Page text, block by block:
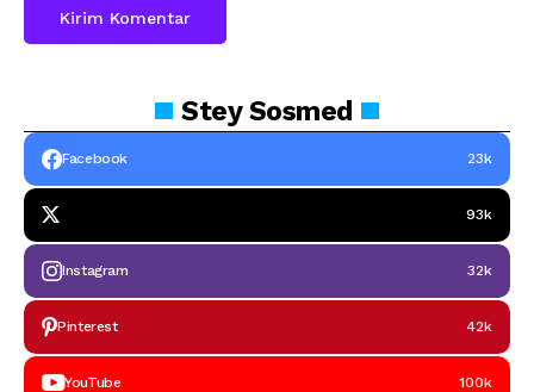
SteySosmed
Facebook 23k
93k
Instagram 32k
Pinterest 42k
YouTube 100k